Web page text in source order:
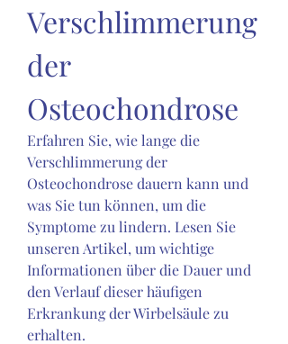
Verschlimmerung
der
Osteochondrose
Erfahren Sie, wie lange die
Verschlimmerung der
Osteochondrose dauern kann und
was Sie tun können, um die
Symptome zu lindern. Lesen Sie
unseren Artikel, um wichtige
Informationen über die Dauer und
den Verlauf dieser häufigen
Erkrankung der Wirbelsäule zu
erhalten.